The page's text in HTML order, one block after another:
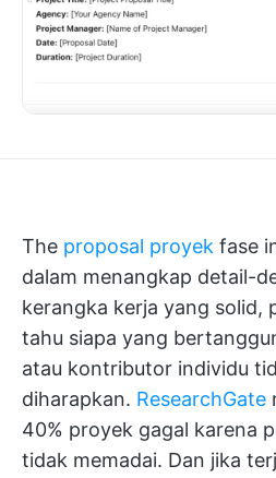
The proposal proyek fase
dalam menangkap detail-
kerangka kerja yang solid,
tahu siapa yang
atau kontributor individu
diharapkan. ResearchGate
40% proyek gagal karena
tidak memadai. Dan jika